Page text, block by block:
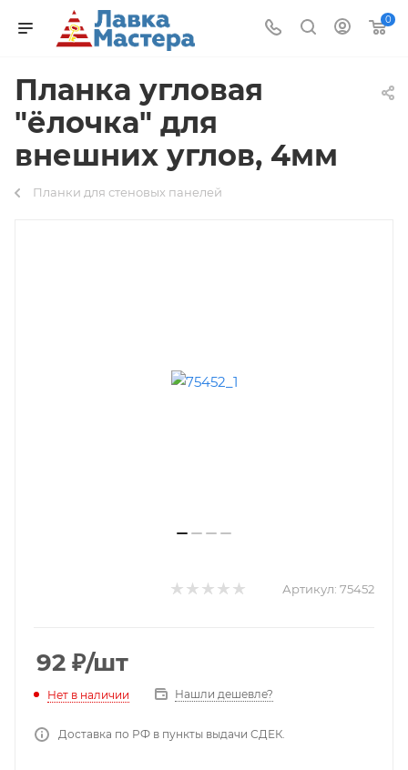
0
Планка угловая
"ёлочка" для
внешних углов, 4мм
Планки для стеновых панелей
Артикул: 75452
92 ₽/шт
Нет в наличии Нашли дешевле?
Доставка по РФ в пункты выдачи СДЕК.